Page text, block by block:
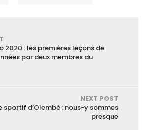
2020 : les premières leçons de
par deux membres du
NEXT POST
sportif d’Olembé : nous-y sommes
presque